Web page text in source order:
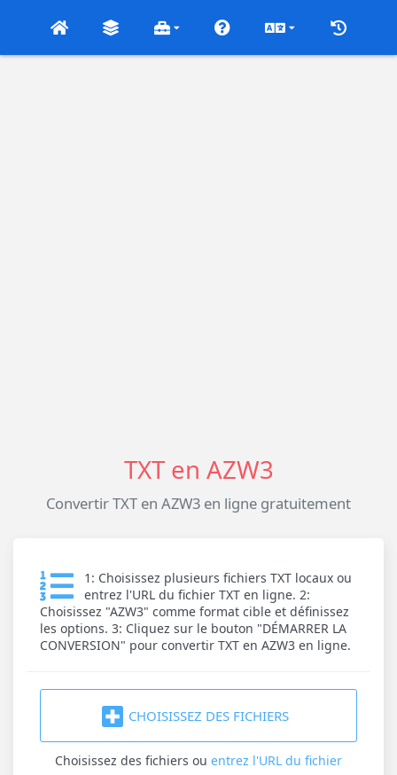
TXT en AZW3
Convertir TXT en AZW3 en ligne gratuitement
1: Choisissez plusieurs fichiers TXT locaux ou
entrez l'URL du fichier TXT en ligne. 2:
Choisissez "AZW3" comme format cible et définissez
les options. 3: Cliquez sur le bouton "DÉMARRER LA
CONVERSION" pour convertir TXT en AZW3 en ligne.
CHOISISSEZ DES FICHIERS
Choisissez des fichiers ou entrez l'URL du fichier